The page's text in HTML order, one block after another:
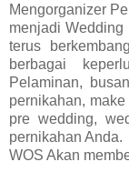
Mengorganizer
menjadi
terus
berbagai
Pelaminan,
pernikahan,
pre wedding,
pernikahan Anda.
WOS Akan